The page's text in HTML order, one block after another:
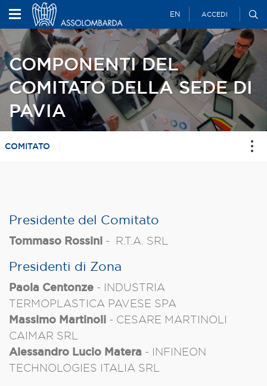
EN ACCEDI
COMPONENTI DEL
COMITATO DELLA SEDE DI
PAVIA
COMITATO
Presidente del Comitato
Tommaso Rossini - R.T.A. SRL
Presidenti di Zona
Paola Centonze - INDUSTRIA
TERMOPLASTICA PAVESE SPA
Massimo Martinoli - CESARE MARTINOLI
CAIMAR SRL
Alessandro Lucio Matera - INFINEON
TECHNOLOGIES ITALIA SRL